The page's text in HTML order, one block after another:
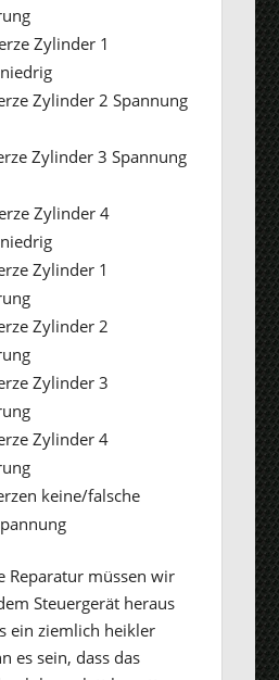
Zylinder 1
Zylinder 2 Spannung
Zylinder 3 Spannung
Zylinder 4
Zylinder 1
Zylinder 2
Zylinder 3
Zylinder 4
keine/falsche
Reparatur müssen wir
Steuergerät heraus
ein ziemlich heikler
es sein, dass das